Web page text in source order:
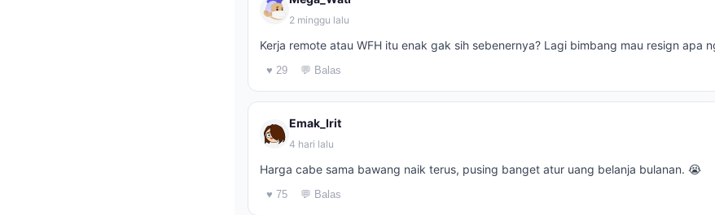
2 minggu lalu
Kerja remote atau WFH itu enak gak sih sebenernya? Lagi bimbang mau resign apa
♥ 29 💬 Balas
Emak_Irit
4 hari lalu
Harga cabe sama bawang naik terus, pusing banget atur uang belanja bulanan. 😭
♥ 75 💬 Balas